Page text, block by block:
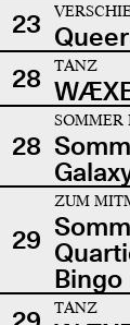
23
28
TANZ
28
SOMMER
29
ZUM
Bingo
TANZ